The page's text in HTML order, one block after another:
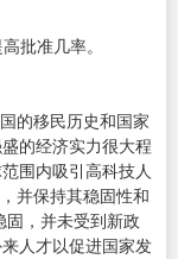
批准几率。
的移民历史和国家
的经济实力很大程
围内吸引高科技人
并保持其稳固性和
，并未受到新政
人才以促进国家发